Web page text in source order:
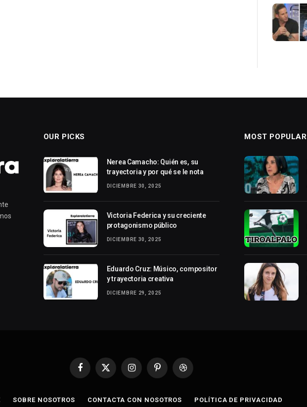
OUR PICKS
Nerea Camacho: Quién es, su
trayectoria y por qué se le nota
DICIEMBRE 30, 2025
Victoria Federica y su creciente
protagonismo público
DICIEMBRE 30, 2025
Eduardo Cruz: Músico, compositor
y trayectoria creativa
DICIEMBRE 29, 2025
MOST POPULAR
Facebook
X
InstagramPinterestDribbble
SOBRE NOSOTROS CONTACTA CON NOSOTROS POLÍTICA DE PRIVACIDAD